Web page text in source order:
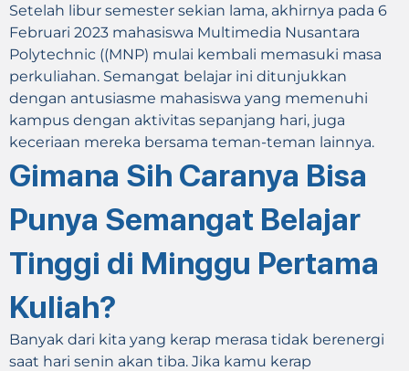
Setelah libur semester sekian lama, akhirnya pada 6
Februari 2023 mahasiswa Multimedia Nusantara
Polytechnic ((MNP) mulai kembali memasuki masa
perkuliahan. Semangat belajar ini ditunjukkan
dengan antusiasme mahasiswa yang memenuhi
kampus dengan aktivitas sepanjang hari, juga
keceriaan mereka bersama teman-teman lainnya.
Gimana Sih Caranya Bisa
Punya Semangat Belajar
Tinggi di Minggu Pertama
Kuliah?
Banyak dari kita yang kerap merasa tidak berenergi
saat hari senin akan tiba. Jika kamu kerap